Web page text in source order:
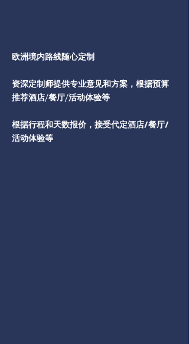
欧洲境内路线随心定制
资深定制师提供专业意见和方案，根据预算
推荐酒店/餐厅/活动体验等
根据行程和天数报价，接受代定酒店/餐厅/
活动体验等